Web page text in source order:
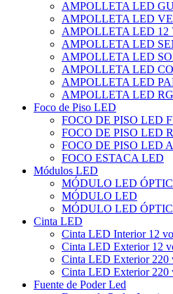
AMPOLLETA LED
AMPOLLETA LED
AMPOLLETA LED 12
AMPOLLETA LED
AMPOLLETA LED
AMPOLLETA LED
AMPOLLETA LED
AMPOLLETA LED
Foco de Piso LED
FOCO DE PISO LED
FOCO DE PISO LED
FOCO DE PISO LED
FOCO ESTACA LED
Módulos LED
MÓDULO LED
MÓDULO LED
MÓDULO LED
Cinta LED
Cinta LED Interior 12
Cinta LED Exterior 12
Cinta LED Exterior 220
Cinta LED Exterior 220
Fuente de Poder Led